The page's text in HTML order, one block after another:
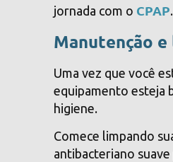
jornada com o CPAP.
Manutenção
Uma vez que você
equipamento esteja
higiene.
Comece limpando
antibacteriano